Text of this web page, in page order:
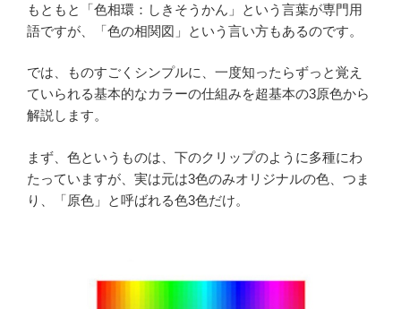
もともと「色相環：しきそうかん」という言葉が専門用
語ですが、「色の相関図」という言い方もあるのです。
では、ものすごくシンプルに、一度知ったらずっと覚え
ていられる基本的なカラーの仕組みを超基本の3原色から
解説します。
まず、色というものは、下のクリップのように多種にわ
たっていますが、実は元は3色のみオリジナルの色、つま
り、「原色」と呼ばれる色3色だけ。